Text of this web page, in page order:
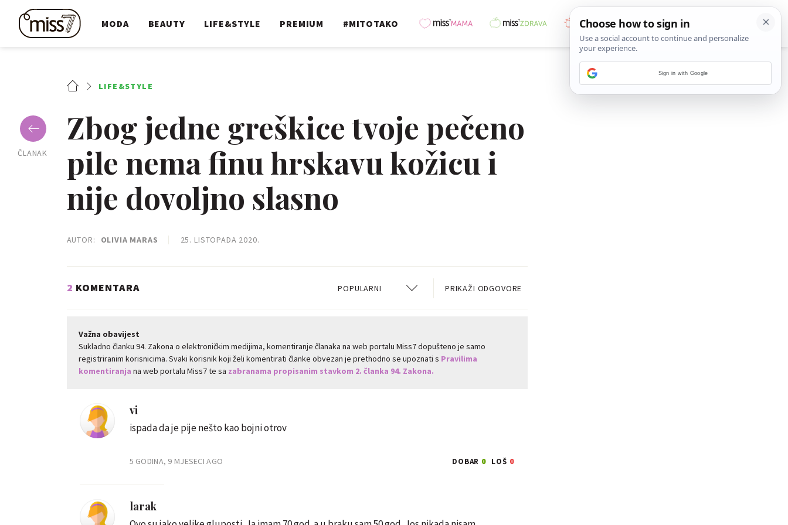
MODA BEAUTY LIFE&STYLE PREMIUM #MITOTAKO
ČLANAK
LIFE&STYLE
Zbog jedne greškice tvoje pečeno
pile nema finu hrskavu kožicu i
nije dovoljno slasno
AUTOR: OLIVIA MARAS 25. LISTOPADA 2020.
2 KOMENTARA PRIKAŽI ODGOVORE
POPULARNI
Važna obavijest
Sukladno članku 94. Zakona o elektroničkim medijima, komentiranje članaka na web portalu Miss7 dopušteno je samo
registriranim korisnicima. Svaki korisnik koji želi komentirati članke obvezan je prethodno se upoznati s Pravilima
komentiranja na web portalu Miss7 te sa zabranama propisanim stavkom 2. članka 94. Zakona.
vi
ispada da je pije nešto kao bojni otrov
5 GODINA, 9 MJESECI AGO DOBAR 0 LOŠ 0
larak
Sign in with Google